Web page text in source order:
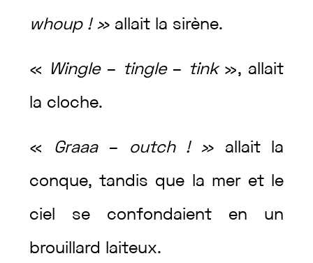
whoup ! » allait la sirène.
« Wingle – tingle – tink », allait
la cloche.
« Graaa – outch ! » allait la
conque,tandis que la mer et le
ciel se confondaient en un
brouillard laiteux.